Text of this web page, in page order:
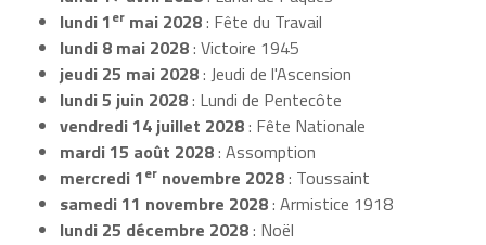
lundi 1er mai 2028: Fête du Travail
lundi 8 mai 2028: Victoire 1945
jeudi 25 mai 2028: Jeudi de l'Ascension
lundi 5 juin 2028: Lundi de Pentecôte
vendredi 14 juillet 2028: Fête Nationale
mardi 15 août 2028: Assomption
mercredi 1er novembre 2028: Toussaint
samedi 11 novembre 2028: Armistice 1918
lundi 25 décembre 2028: Noël